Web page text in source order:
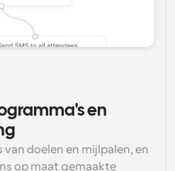
en
doelen en mijlpalen, en
op maat gemaakte